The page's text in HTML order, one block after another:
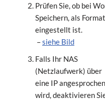
Prüfen Sie, ob bei
Speichern, als
eingestellt ist.
–siehe Bild
Falls Ihr NAS
(Netzlaufwerk) über
eine IP angesprochen
wird, deaktivieren